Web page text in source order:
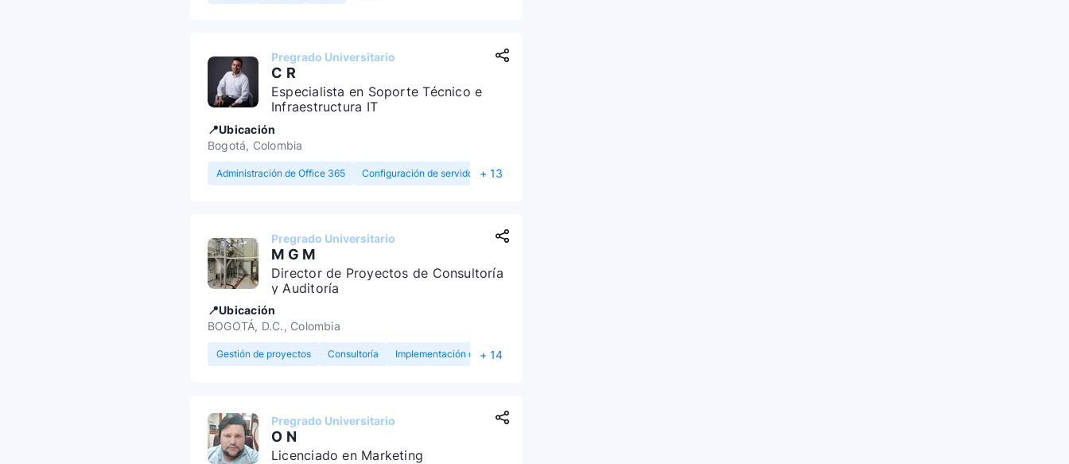
Pregrado Universitario
C R
Especialista en Soporte Técnico e
Infraestructura IT
📍Ubicación
Bogotá, Colombia
Administración de Office 365 Configuración de servidores Windows
+ 13
Pregrado Universitario
M G M
Director de Proyectos de Consultoría
y Auditoría
📍Ubicación
BOGOTÁ, D.C., Colombia
Gestión de proyectos Consultoría Implementación de ISO 55001
+ 14
Pregrado Universitario
O N
Licenciado en Marketing